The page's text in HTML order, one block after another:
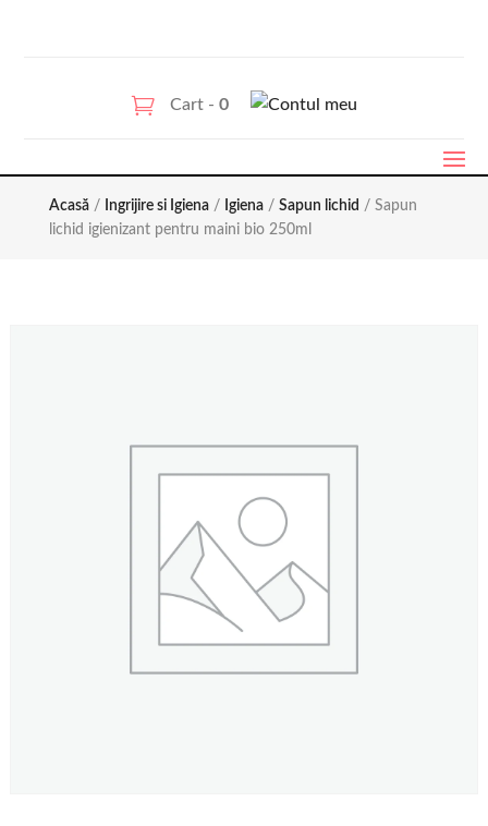
Cart - 0
Acasă/ Ingrijire si Igiena/ Igiena/ Sapun lichid / Sapun
lichid igienizant pentru maini bio 250ml